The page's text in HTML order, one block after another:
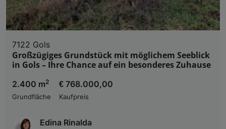
7122 Gols
Großzügiges Grundstück mit möglichem Seeblick
in Gols – Ihre Chance auf ein besonderes Zuhause
2.400 m2
Grundfläche
€ 768.000,00
Kaufpreis
Edina Rinalda